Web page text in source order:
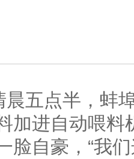
点半，蚌埠
加进自动喂料
脸自豪，“我